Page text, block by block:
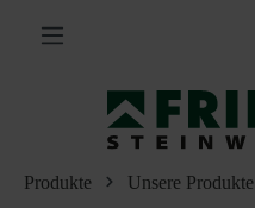
springen
Produkte Unsere Produkte